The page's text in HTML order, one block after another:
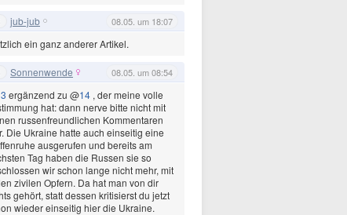
jub-jub 08.05. um 18:07
ein ganz anderer Artikel.
Sonnenwende 08.05. um 08:54
ergänzend zu @14 , der meine volle
hat: dann nerve bitte nicht mit
russenfreundlichen Kommentaren
Die Ukraine hatte auch einseitig eine
ausgerufen und bereits am
Tag haben die Russen sie so
wir schon lange nicht mehr, mit
zivilen Opfern. Da hat man von dir
gehört, statt dessen kritisierst du jetzt
wieder einseitig hier die Ukraine.